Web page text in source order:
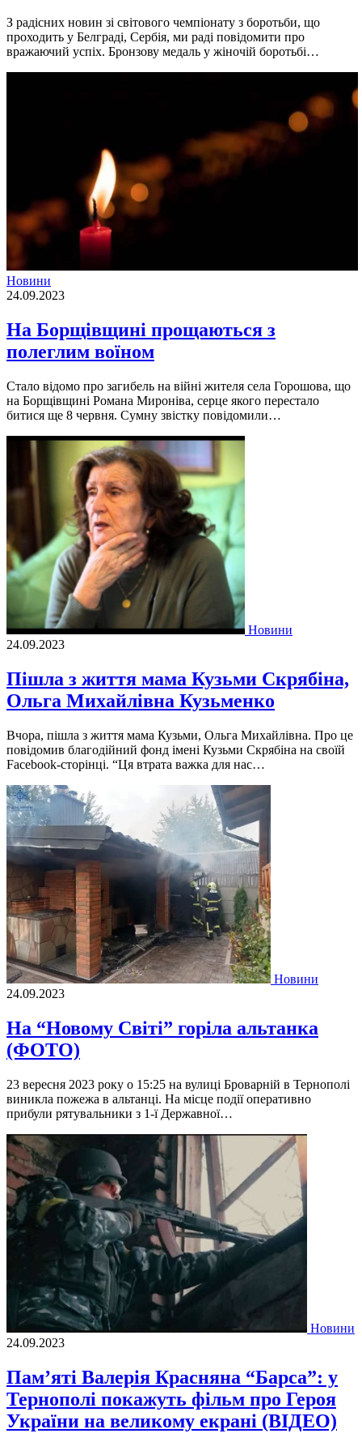
З радісних новин зі світового чемпіонату з боротьби, що
проходить у Белграді, Сербія, ми раді повідомити про
вражаючий успіх. Бронзову медаль у жіночій боротьбі…
Новини
24.09.2023
На Борщівщині прощаються з
полеглим воїном
Стало відомо про загибель на війні житeля ceлa Гоpошовa, що
на Борщівщині Романа Миpонiва, серце якого перестало
битися ще 8 червня. Cумну звicтку повiдомили…
Новини
24.09.2023
Пішла з життя мама Кузьми Скрябіна,
Ольга Михайлівна Кузьменко
Вчора, пішла з життя мама Кузьми, Ольга Михайлівна. Про це
повідомив благодійний фонд імені Кузьми Скрябіна на своїй
Facebook-сторінці. “Ця втрата важка для нас…
Новини
24.09.2023
На “Новому Світі” горіла альтанка
(ФОТО)
23 вересня 2023 року о 15:25 на вулиці Броварній в Тернополі
виникла пожежа в альтанці. На місце події оперативно
прибули рятувальники з 1-ї Державної…
Новини
24.09.2023
Пам’яті Валерія Красняна “Барса”: у
Тернополі покажуть фільм про Героя
України на великому екрані (ВІДЕО)